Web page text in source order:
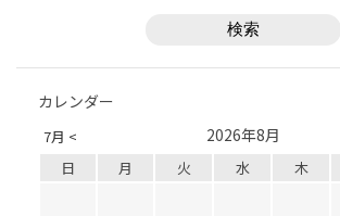
カレンダー
7月 < 2026年8月
日 月 火 水 木